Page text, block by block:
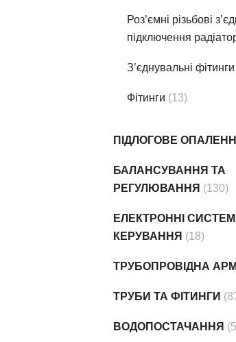
Роз’ємні різьбові
підключення
З’єднувальні фітинги
Фітинги (13)
ПІДЛОГОВЕ
БАЛАНСУВАННЯ ТА
РЕГУЛЮВАННЯ (130)
ЕЛЕКТРОННІ
КЕРУВАННЯ (18)
ТРУБОПРОВІДНА
ТРУБИ ТА ФІТИНГИ
ВОДОПОСТАЧАННЯ